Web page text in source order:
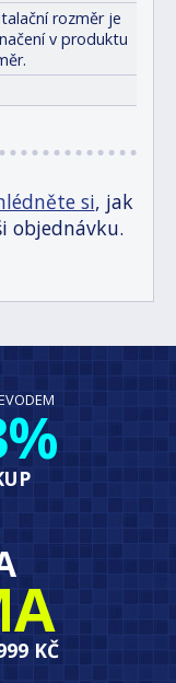
rozměr je
v produktu
si, jak
objednávku.
KČ